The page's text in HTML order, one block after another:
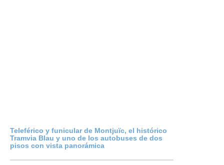
Teleférico y funicular de Montjuïc, el histórico
Tramvia Blau y uno de los autobuses de dos
pisos con vista panorámica